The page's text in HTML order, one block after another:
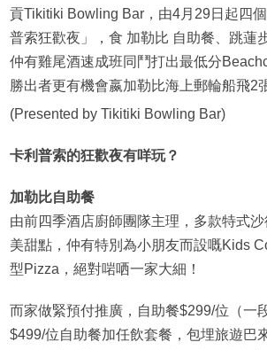
貢Tikitiki Bowling Bar，由4月29日起四
普索狂歡夜」，食 加勒比 自助餐、跳蓮
仲有雞尾酒速成班同鬥打出最低分
勝出者更有機會嬴加勒比海上郵輪船飛2
(Presented by Tikitiki Bowling Bar)
卡利普索的狂歡夜有咩玩？
加勒比自助餐
由前四季酒店廚師團隊主理，多款特式
美甜點，仲有特別為小朋友而設嘅Kids
型Pizza，絕對啱哂一家大細！
而家做緊預付推廣，自助餐$299/位（一
$499/位自助餐加任飲套餐，包埋旅遊巴